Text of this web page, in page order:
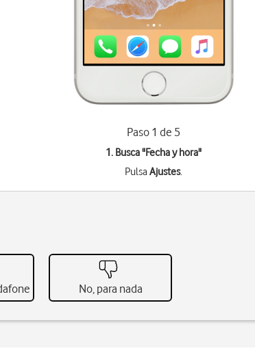
Paso 1 de 5
1. Busca "Fecha y hora"
PulsaAjustes.
No, para nada